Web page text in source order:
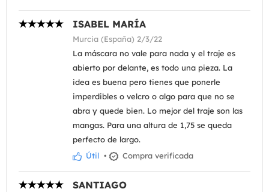
ISABEL MARÍA
Murcia (España) 2/3/22
La máscara no vale para nada y el traje es
abierto por delante, es todo una pieza. La
idea es buena pero tienes que ponerle
imperdibles o velcro o algo para que no se
abra y quede bien. Lo mejor del traje son las
mangas. Para una altura de 1,75 se queda
perfecto de largo.
Útil • Compra verificada
SANTIAGO